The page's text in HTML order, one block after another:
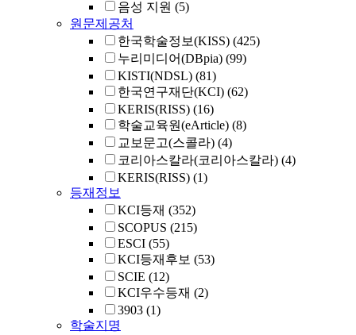
음성 지원 (5)
원문제공처
한국학술정보(KISS) (425)
누리미디어(DBpia) (99)
KISTI(NDSL) (81)
한국연구재단(KCI) (62)
KERIS(RISS) (16)
학술교육원(eArticle) (8)
교보문고(스콜라) (4)
코리아스칼라(코리아스칼라) (4)
KERIS(RISS) (1)
등재정보
KCI등재 (352)
SCOPUS (215)
ESCI (55)
KCI등재후보 (53)
SCIE (12)
KCI우수등재 (2)
3903 (1)
학술지명